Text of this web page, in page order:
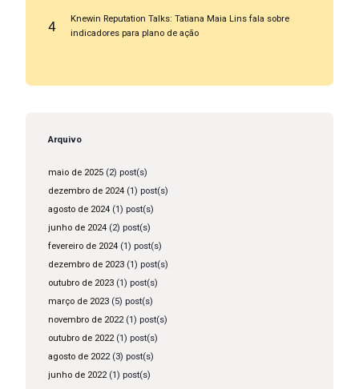
4
Knewin Reputation Talks: Tatiana Maia Lins fala sobre
indicadores para plano de ação
Arquivo
maio de 2025(2) post(s)
dezembro de 2024(1) post(s)
agosto de 2024(1) post(s)
junho de 2024(2) post(s)
fevereiro de 2024(1) post(s)
dezembro de 2023(1) post(s)
outubro de 2023(1) post(s)
março de 2023(5) post(s)
novembro de 2022(1) post(s)
outubro de 2022(1) post(s)
agosto de 2022(3) post(s)
junho de 2022(1) post(s)